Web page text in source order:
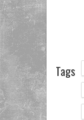
Tags